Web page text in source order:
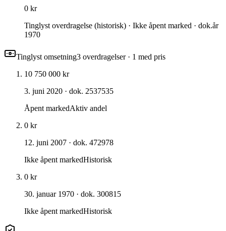
0 kr
Tinglyst overdragelse (historisk) · Ikke åpent marked · dok.år
1970
Tinglyst omsetning3 overdragelser· 1 med pris
10 750 000 kr
3. juni 2020 · dok. 2537535
Åpent markedAktiv andel
0 kr
12. juni 2007 · dok. 472978
Ikke åpent markedHistorisk
0 kr
30. januar 1970 · dok. 300815
Ikke åpent markedHistorisk